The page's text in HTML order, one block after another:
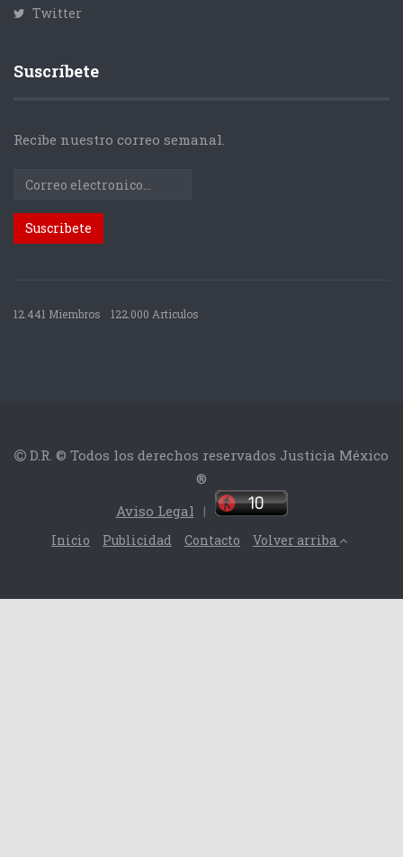
Twitter
Suscríbete
Recibe nuestro correo semanal.
12.441 Miembros 122.000 Articulos
D.R. © Todos los derechos reservados Justicia México
®
Aviso Legal |
Inicio Publicidad Contacto Volver arriba